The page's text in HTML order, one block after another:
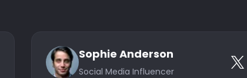
Sophie Anderson
Social Media Influencer